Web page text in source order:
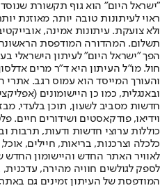
"ישראל היום" הוא גוף תקשורת
ראוי לעיתונות טובה יותר, מאוזנת
ולא צועקת. עיתונות אמינה,
הפך "ישראל היום" לעיתון הישראלי
חול. מו"ל העיתון היא ד"ר מרים
והעורך המייסד הוא עמוס רגב.
חדשות מסביב לשעון, תוכן בלעדי,
וידיאו, פודקאסטים ושידורים חיים.
כוללות ערוצי חדשות ודעות, תרבות
לאוויר האתר החדש והיישומון
לספק לגולשים חוויה מהירה,
המודפסת של העיתון זמינים גם